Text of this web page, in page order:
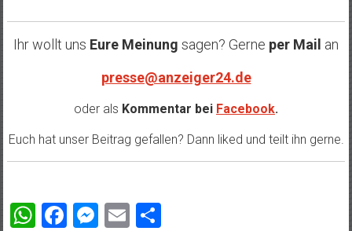
Ihr wollt uns Eure Meinung sagen? Gerne per Mail an
presse@anzeiger24.de
oder als Kommentar bei Facebook.
Euch hat unser Beitrag gefallen? Dann liked und teilt ihn gerne.
WhatsApp
Facebook
Messenger
EmailTeilen